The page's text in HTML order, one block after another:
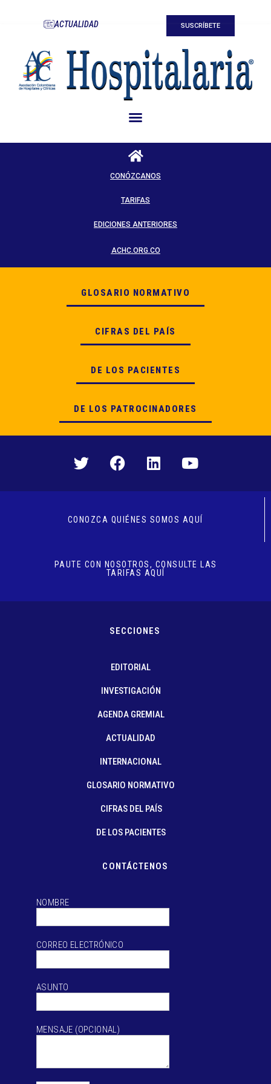
ACTUALIDAD SUSCRÍBETE
CONÓZCANOS
TARIFAS
EDICIONES ANTERIORES
ACHC.ORG.CO
GLOSARIO NORMATIVO
CIFRAS DEL PAÍS
DE LOS PACIENTES
DE LOS PATROCINADORES
CONOZCA QUIÉNES SOMOS AQUÍ
PAUTE CON NOSOTROS, CONSULTE LAS
TARIFAS AQUÍ
SECCIONES
EDITORIAL
INVESTIGACIÓN
AGENDA GREMIAL
ACTUALIDAD
INTERNACIONAL
GLOSARIO NORMATIVO
CIFRAS DEL PAÍS
DE LOS PACIENTES
CONTÁCTENOS
NOMBRE
CORREO ELECTRÓNICO
ASUNTO
MENSAJE (OPCIONAL)